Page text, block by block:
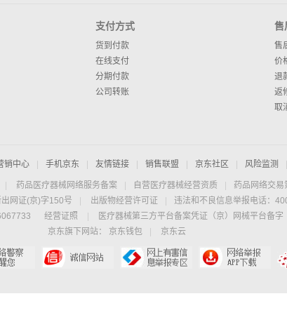
支付方式
货到付款
在线支付
分期付款
公司转账
售
售
价
退
返
取
销中心 手机京东 友情链接 销售联盟 京东社区 风险监测
药品医疗器械网络服务备案 自营医疗器械经营资质 药品网络交易
网证(京)字150号
出版物经营许可证
违法和不良信息举报电话：
经营证照 医疗器械第三方平台备案凭证（京）网械平台备
京东旗下网站：
京东钱包 京东云